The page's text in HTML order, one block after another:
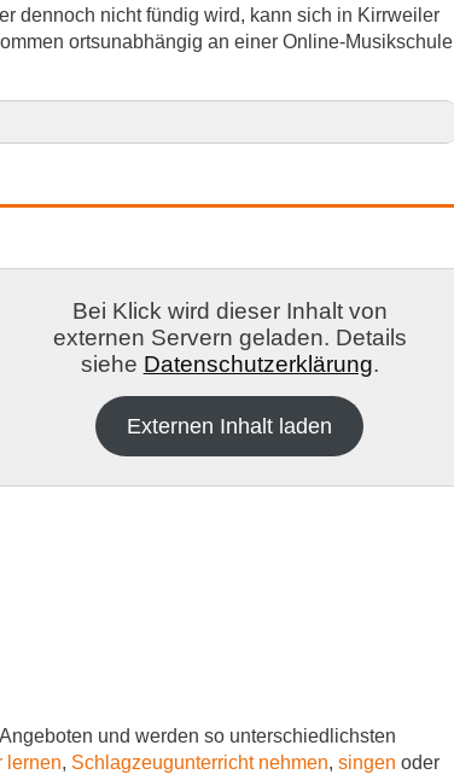
dennoch nicht fündig wird, kann sich in Kirrweiler
ortsunabhängig an einer Online-Musikschule
Bei Klick wird dieser Inhalt von
externen Servern geladen. Details
siehe Datenschutzerklärung.
Externen Inhalt laden
und werden so unterschiedlichsten
lernen, Schlagzeugunterricht nehmen, singen oder